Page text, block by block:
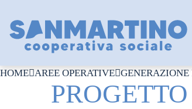
HOME AREE OPERATIVE GENERAZIONE